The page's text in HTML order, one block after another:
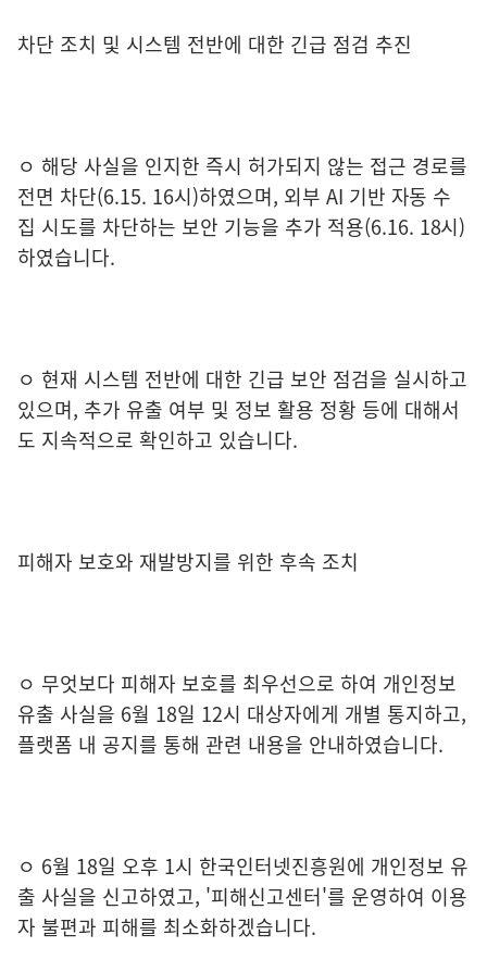
차단 조치 및 시스템 전반에 대한 긴급 점검 추진
ㅇ 해당 사실을 인지한 즉시 허가되지 않는 접근 경로를
전면 차단(6.15. 16시)하였으며, 외부 AI 기반 자동 수
집 시도를 차단하는 보안 기능을 추가 적용(6.16. 18시)
하였습니다.
ㅇ 현재 시스템 전반에 대한 긴급 보안 점검을 실시하고
있으며, 추가 유출 여부 및 정보 활용 정황 등에 대해서
도 지속적으로 확인하고 있습니다.
피해자 보호와 재발방지를 위한 후속 조치
ㅇ 무엇보다 피해자 보호를 최우선으로 하여 개인정보
유출 사실을 6월 18일 12시 대상자에게 개별 통지하고,
플랫폼 내 공지를 통해 관련 내용을 안내하였습니다.
ㅇ 6월 18일 오후 1시 한국인터넷진흥원에 개인정보 유
출 사실을 신고하였고, '피해신고센터'를 운영하여 이용
자 불편과 피해를 최소화하겠습니다.